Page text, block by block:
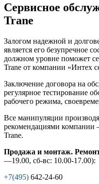
Сервисное
Trane
Залогом надежной и
является его безупречное
должном уровне поможет
Trane от компании «Интех
Заключение договора на
регулярное тестирование
рабочего режима,
Все манипуляции
рекомендациями компании
Trane.
Продажа и монтаж.
—19.00, сб-вс: 10.00-17.00):
+7(495) 642-24-60